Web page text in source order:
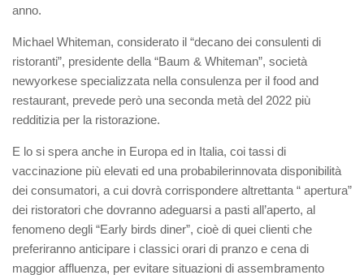
anno.
Michael Whiteman, considerato il “decano dei consulenti di
ristoranti”, presidente della “Baum & Whiteman”, società
newyorkese specializzata nella consulenza per il food and
restaurant, prevede però una seconda metà del 2022 più
redditizia per la ristorazione.
E lo si spera anche in Europa ed in Italia, coi tassi di
vaccinazione più elevati ed una probabilerinnovata disponibilità
dei consumatori, a cui dovrà corrispondere altrettanta “ apertura”
dei ristoratori che dovranno adeguarsi a pasti all’aperto, al
fenomeno degli “Early birds diner”, cioè di quei clienti che
preferiranno anticipare i classici orari di pranzo e cena di
maggior affluenza, per evitare situazioni di assembramento